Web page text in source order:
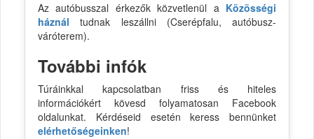
Az autóbusszal érkezők közvetlenül a Közösségi
háznál tudnak leszállni (Cserépfalu, autóbusz-
váróterem).
További infók
Túráinkkal kapcsolatban friss és hiteles
információkért kövesd folyamatosan Facebook
oldalunkat. Kérdéseid esetén keress bennünket
elérhetőségeinken!